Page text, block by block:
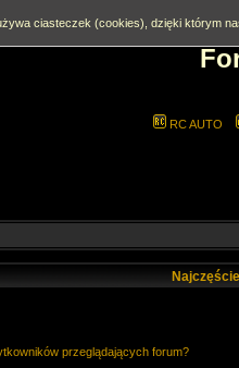
RC AUTO
przeglądających forum?
ciasteczek (cookies), dzięki którym